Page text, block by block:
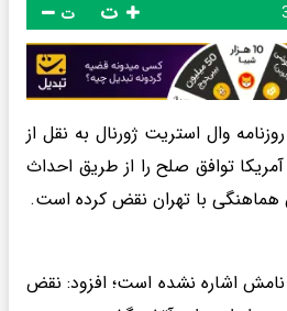
ت
وال استریت ژورنال به نقل از
توافق صلح را از طریق احداث
هماهنگی با تهران نقض کرده است.
نامش اشاره نشده است؛ افزود: نقض